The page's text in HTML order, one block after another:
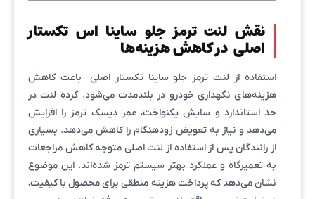
نقش لنت ترمز جلو ساینا اس تکستار
اصلی در کاهش هزینه‌ها
استفاده از لنت ترمز جلو ساینا تکستار اصلی باعث کاهش
هزینه‌های نگهداری خودرو در بلندمدت می‌شود. گرده لنت در
حد استاندارد و سایش یکنواخت، عمر دیسک ترمز را افزایش
می‌دهد و نیاز به تعویض زودهنگام را کاهش می‌دهد. بسیاری
از رانندگان پس از استفاده از لنت اصلی متوجه کاهش مراجعات
به تعمیرگاه و عملکرد بهتر سیستم ترمز شده‌اند. این موضوع
نشان می‌دهد که پرداخت هزینه منطقی برای محصول با کیفیت،